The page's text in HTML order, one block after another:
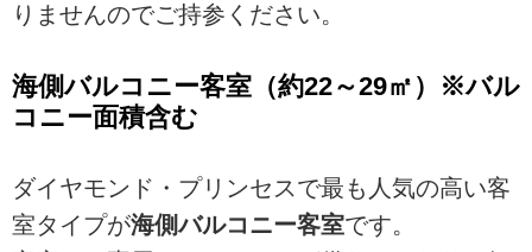
りませんのでご持参ください。
海側バルコニー客室（約22～29㎡）※バル
コニー面積含む
ダイヤモンド・プリンセスで最も人気の高い客
室タイプが海側バルコニー客室です。